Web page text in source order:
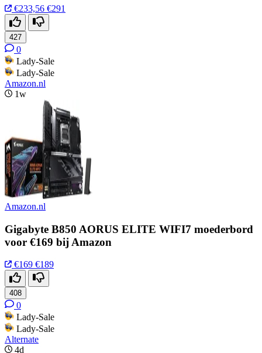
€233,56 €291
427
0
Lady-Sale
Lady-Sale
Amazon.nl
1w
Amazon.nl
Gigabyte B850 AORUS ELITE WIFI7 moederbord
voor €169 bij Amazon
€169 €189
408
0
Lady-Sale
Lady-Sale
Alternate
4d